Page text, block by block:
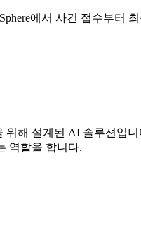
에서 사건 접수부
해 설계된 AI 솔루션입
역할을 합니다.